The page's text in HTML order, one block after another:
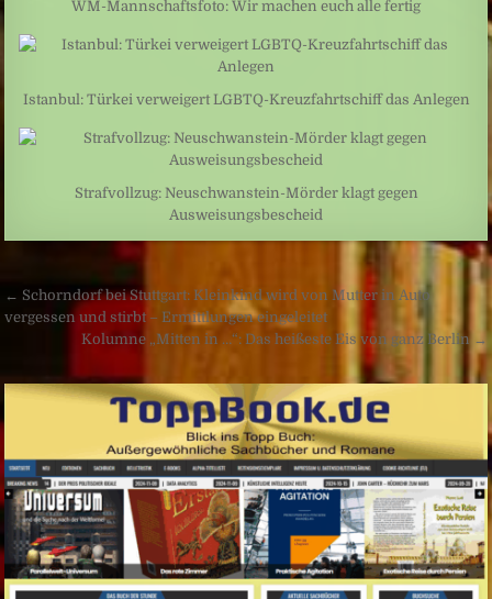
WM-Mannschaftsfoto: Wir machen euch alle fertig
Istanbul: Türkei verweigert LGBTQ-Kreuzfahrtschiff das Anlegen
Strafvollzug: Neuschwanstein-Mörder klagt gegen
Ausweisungsbescheid
Beitragsnavigation
← Schorndorf bei Stuttgart: Kleinkind wird von Mutter in Auto
vergessen und stirbt – Ermittlungen eingeleitet
Kolumne „Mitten in …“: Das heißeste Eis von ganz Berlin →